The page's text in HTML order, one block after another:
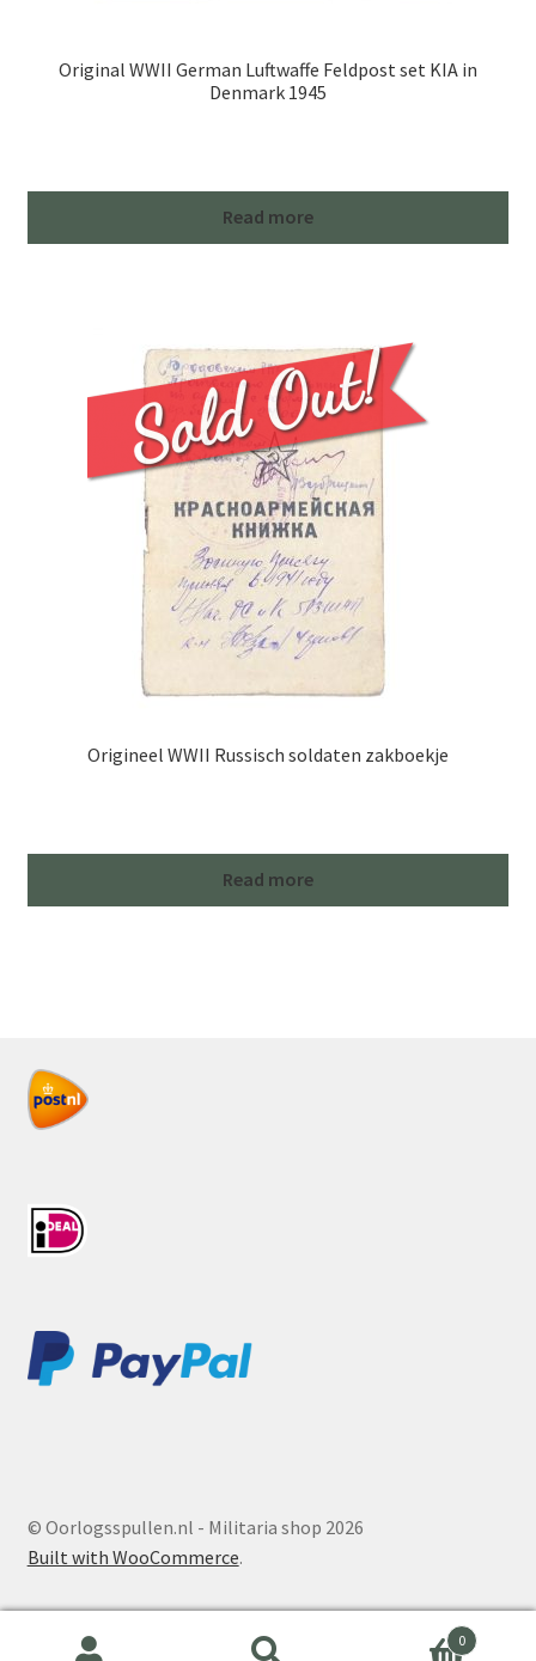
Original WWII German Luftwaffe Feldpost set KIA in
Denmark 1945
Read more
Origineel WWII Russisch soldaten zakboekje
Read more
© Oorlogsspullen.nl - Militaria shop 2026
Built with WooCommerce.
0